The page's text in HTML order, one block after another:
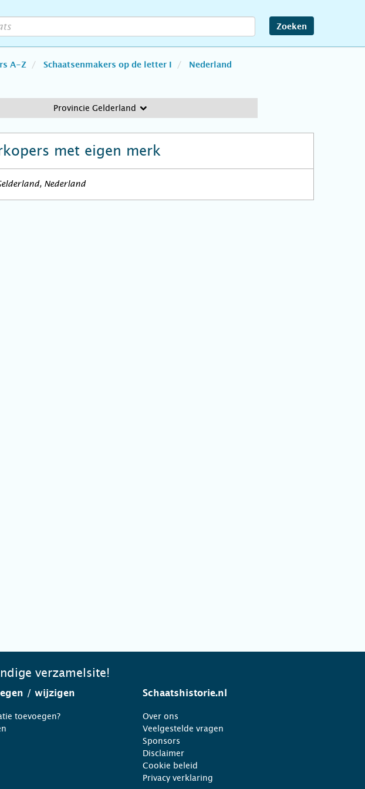
Zoeken
A-Z Schaatsenmakers op de letter I
Nederland
Provincie Gelderland
met eigen merk
Nederland
verzamelsite!
/ wijzigen
toevoegen?
Schaatshistorie.nl
Over ons
Veelgestelde vragen
Sponsors
Disclaimer
Cookie beleid
Privacy verklaring